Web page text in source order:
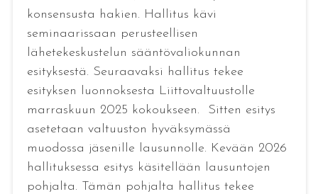
konsensusta hakien. Hallitus kävi
seminaarissaan perusteellisen
lähetekeskustelun sääntövaliokunnan
esityksestä. Seuraavaksi hallitus tekee
esityksen luonnoksesta Liittovaltuustolle
marraskuun 2025 kokoukseen. Sitten esitys
asetetaan valtuuston hyväksymässä
muodossa jäsenille lausunnolle. Kevään 2026
hallituksessa esitys käsitellään lausuntojen
pohjalta. Tämän pohjalta hallitus tekee